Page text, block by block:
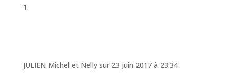
JULIEN Michel et Nelly sur 23 juin 2017 à 23:34